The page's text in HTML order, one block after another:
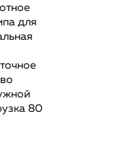
для
80